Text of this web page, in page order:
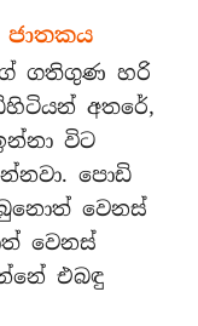
ජාතකය
ගතිගුණ හරි
අතරේ,
විට
පොඩි
වෙනස්
වෙනස්
එබඳු